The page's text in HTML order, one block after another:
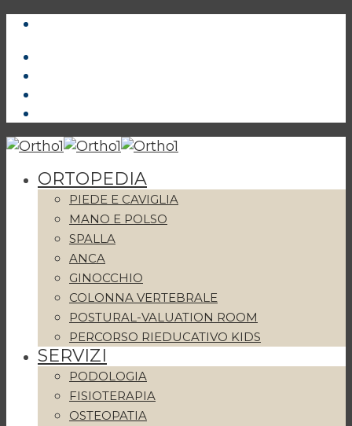
ORTOPEDIA
PIEDE E CAVIGLIA
MANO E POLSO
SPALLA
ANCA
GINOCCHIO
COLONNA VERTEBRALE
POSTURAL-VALUATION ROOM
PERCORSO RIEDUCATIVO KIDS
SERVIZI
PODOLOGIA
FISIOTERAPIA
OSTEOPATIA